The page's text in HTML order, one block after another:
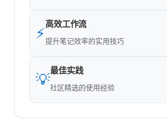
⚡
高效工作流
提升笔记效率的实用技巧
💡
最佳实践
社区精选的使用经验